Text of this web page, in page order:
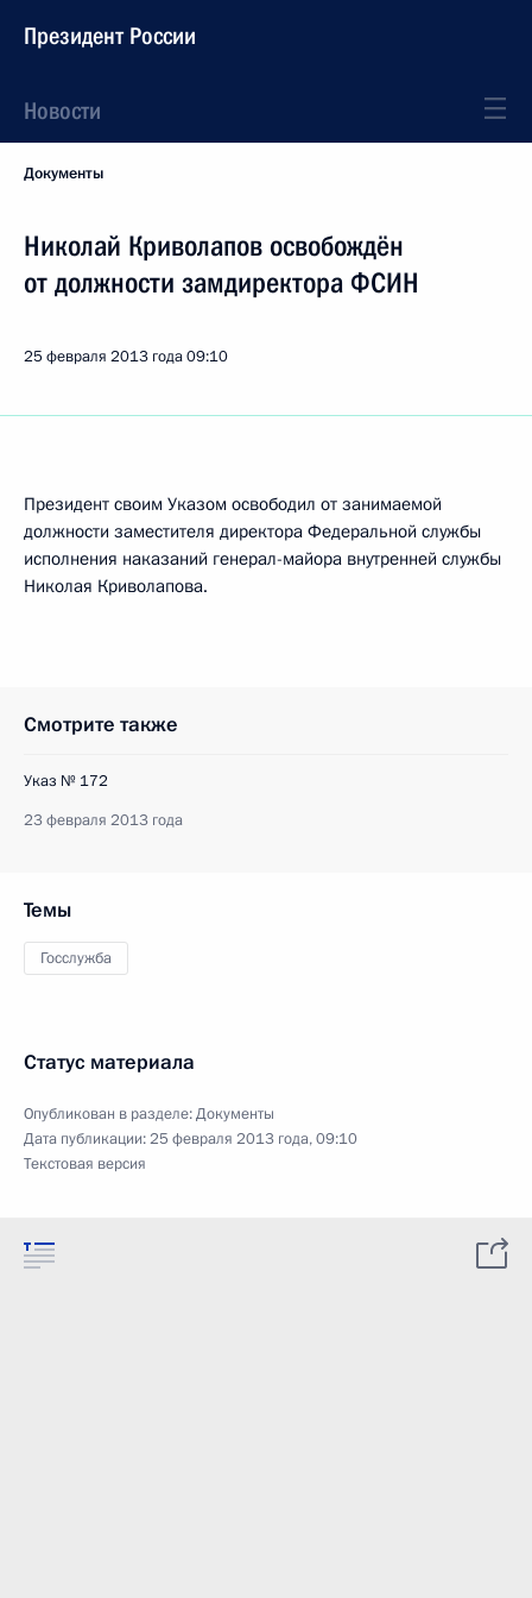
Президент России
Новости
Документы
Николай Криволапов освобождён
от должности замдиректора ФСИН
25 февраля 2013 года09:10
Президент своим Указом освободил от занимаемой
должности заместителя директора Федеральной службы
исполнения наказаний генерал-майора внутренней службы
Николая Криволапова.
Смотрите также
Указ № 172
23 февраля 2013 года
Темы
Госслужба
Статус материала
Опубликован в разделе:Документы
Дата публикации:25 февраля 2013 года, 09:10
Текстовая версия